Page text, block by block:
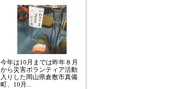
今年は10月までは昨年８月
から災害ボランティア活動
入りした岡山県倉敷市真備
町、10月...